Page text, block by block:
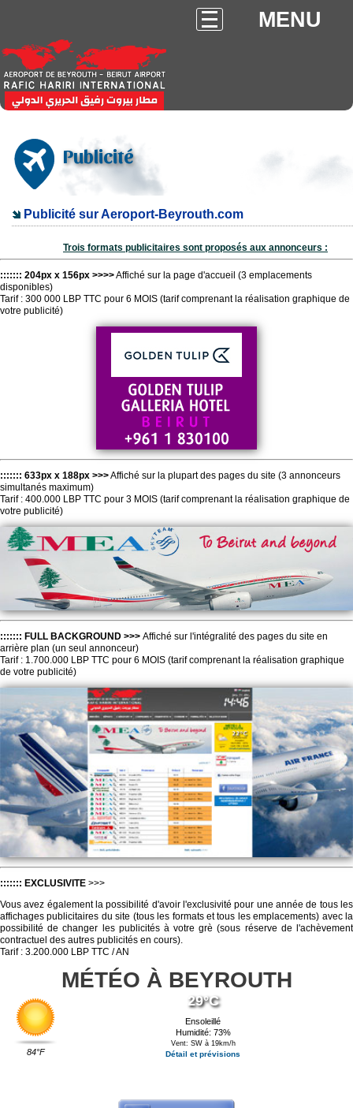
MENU
Publicité
Publicité sur Aeroport-Beyrouth.com
Trois formats publicitaires sont proposés aux annonceurs :
::::::: 204px x 156px >>>>Affiché sur la page d'accueil (3 emplacements
disponibles)
Tarif : 300 000 LBP TTC pour 6 MOIS (tarif comprenant la réalisation graphique de
votre publicité)
::::::: 633px x 188px >>>Affiché sur la plupart des pages du site (3 annonceurs
simultanés maximum)
Tarif : 400.000 LBP TTC pour 3 MOIS (tarif comprenant la réalisation graphique de
votre publicité)
::::::: FULL BACKGROUND >>> Affiché sur l'intégralité des pages du site en
arrière plan (un seul annonceur)
Tarif : 1.700.000 LBP TTC pour 6 MOIS (tarif comprenant la réalisation graphique
de votre publicité)
::::::: EXCLUSIVITE >>>
Vous avez également la possibilité d'avoir l'exclusivité pour une année de tous les
affichages publicitaires du site (tous les formats et tous les emplacements) avec la
possibilité de changer les publicités à votre grè (sous réserve de l'achèvement
contractuel des autres publicités en cours).
Tarif : 3.200.000 LBP TTC / AN
MÉTÉO À BEYROUTH
84°F
29°C
Ensoleillé
Humidité: 73%
Vent: SW à 19km/h
Détail et prévisions